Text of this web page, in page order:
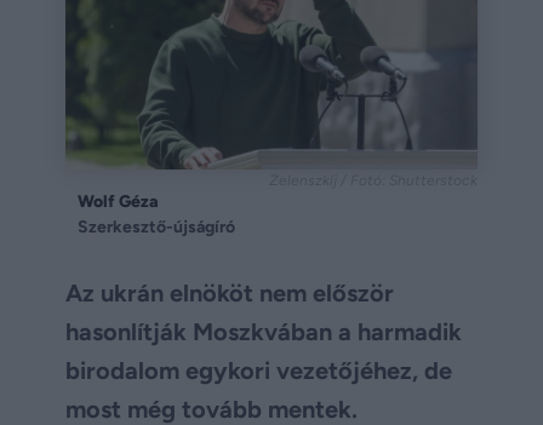
Wolf Géza
Szerkesztő-újságíró
Az ukrán elnököt nem először
hasonlítják Moszkvában a harmadik
birodalom egykori vezetőjéhez, de
most még tovább mentek.